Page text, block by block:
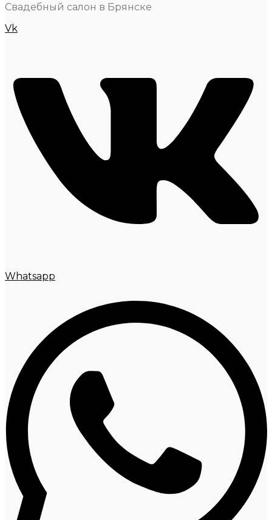
Свадебный салон в Брянске
Vk
Whatsapp